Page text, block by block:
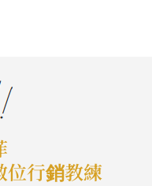
位行銷教練